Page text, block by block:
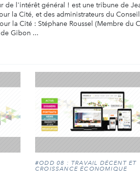
de l'intérêt général ! est une tribune de
la Cité, et des administrateurs du Conseil
la Cité : Stéphane Roussel (Membre du
Gibon ...
#ODD 08 : TRAVAIL DÉCENT ET
CROISSANCE ÉCONOMIQUE